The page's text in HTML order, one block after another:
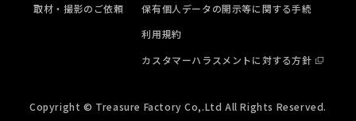
取材・撮影のご依頼
保有個人データの開示等に関する手続
利用規約
カスタマーハラスメントに対する方針
Copyright © Treasure Factory Co,.Ltd All Rights Reserved.